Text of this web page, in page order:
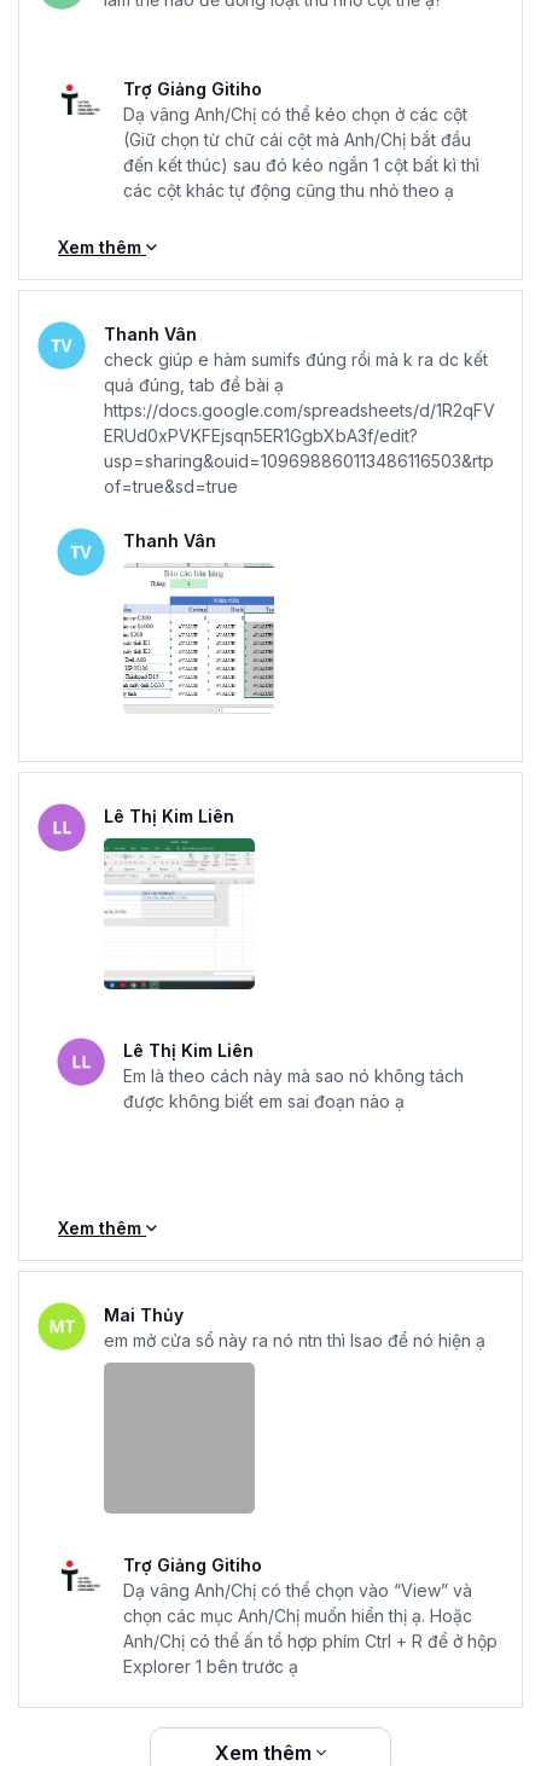
lĩnh vực hành chính nhân sự.
Còn chần chờ gì nữa mà không đăng ký và sở hữu khóa
học hành chính nhân sựHCNSG02- Kỹ năng công việc
Hành chính Nhân sự tổng hợp A-Zngay hôm nay để
nâng trình Hành chính - Nhân sự của bạn lên nhé.
Trợ Giảng Gitiho
Dạ vâng Anh/Chị có thể kéo chọn ở các cột
(Giữ chọn từ chữ cái cột mà Anh/Chị bắt đầu
đến kết thúc) sau đó kéo ngắn 1 cột bất kì thì
các cột khác tự động cũng thu nhỏ theo ạ
Xem thêm
Thanh Vân
check giúp e hàm sumifs đúng rồi mà k ra dc kết
quả đúng, tab đề bài ạ
https://docs.google.com/spreadsheets/d/1R2qFV
ERUd0xPVKFEjsqn5ER1GgbXbA3f/edit?
usp=sharing&ouid=109698860113486116503&rtp
of=true&sd=true
Thanh Vân
Lê Thị Kim Liên
Lê Thị Kim Liên
Em là theo cách này mà sao nó không tách
được không biết em sai đoạn nào ạ
Xem thêm
Mai Thủy
em mở cửa sổ này ra nó ntn thì lsao để nó hiện ạ
Trợ Giảng Gitiho
Dạ vâng Anh/Chị có thể chọn vào “View” và
chọn các mục Anh/Chị muốn hiển thị ạ. Hoặc
Anh/Chị có thể ấn tổ hợp phím Ctrl + R để ở hộp
Explorer 1 bên trước ạ
Xem thêm